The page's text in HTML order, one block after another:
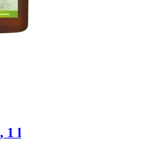
1 l